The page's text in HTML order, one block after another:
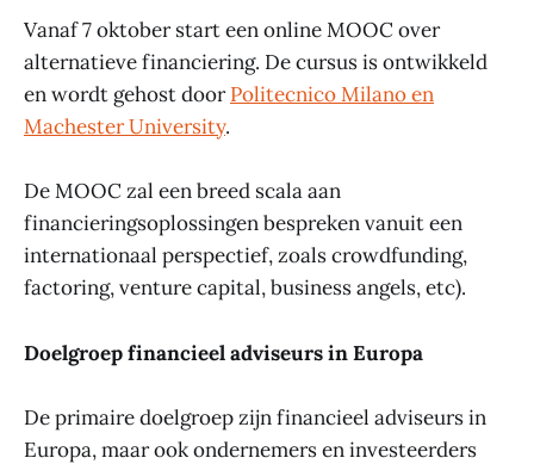
Vanaf 7 oktober start een online MOOC over
alternatieve financiering. De cursus is ontwikkeld
en wordt gehost doorPolitecnico Milano en
Machester University.
De MOOC zal een breed scala aan
financieringsoplossingen bespreken vanuit een
internationaal perspectief, zoals crowdfunding,
factoring, venture capital, business angels, etc).
Doelgroep financieel adviseurs in Europa
De primaire doelgroep zijn financieel adviseurs in
Europa, maar ook ondernemers en investeerders